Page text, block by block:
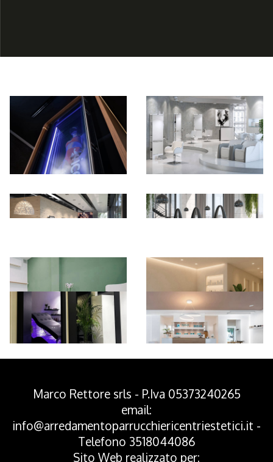
Marco Rettore srls - P.Iva 05373240265
email:
info@arredamentoparrucchiericentriestetici.it -
Telefono 3518044086
Sito Web realizzato per: